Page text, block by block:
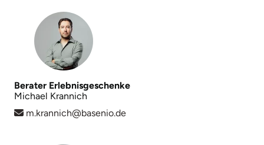
Berater Erlebnisgeschenke
Michael Krannich
m.krannich@basenio.de
Landkreis Rostock
Landshut